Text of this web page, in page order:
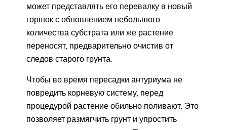
может представлять его перевалку в новый
горшок с обновлением небольшого
количества субстрата или же растение
переносят, предварительно очистив от
следов старого грунта.
Чтобы во время пересадки антуриума не
повредить корневую систему, перед
процедурой растение обильно поливают. Это
позволяет размягчить грунт и упростить